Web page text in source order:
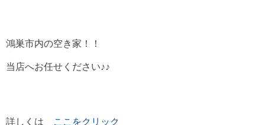
鴻巣市内の空き家！！
当店へお任せください♪♪
詳しくは ここをクリック